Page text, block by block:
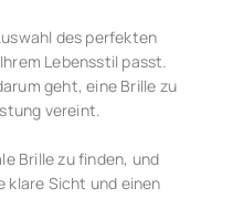
des perfekten
Lebensstil passt.
geht, eine Brille zu
vereint.
Brille zu finden, und
klare Sicht und einen